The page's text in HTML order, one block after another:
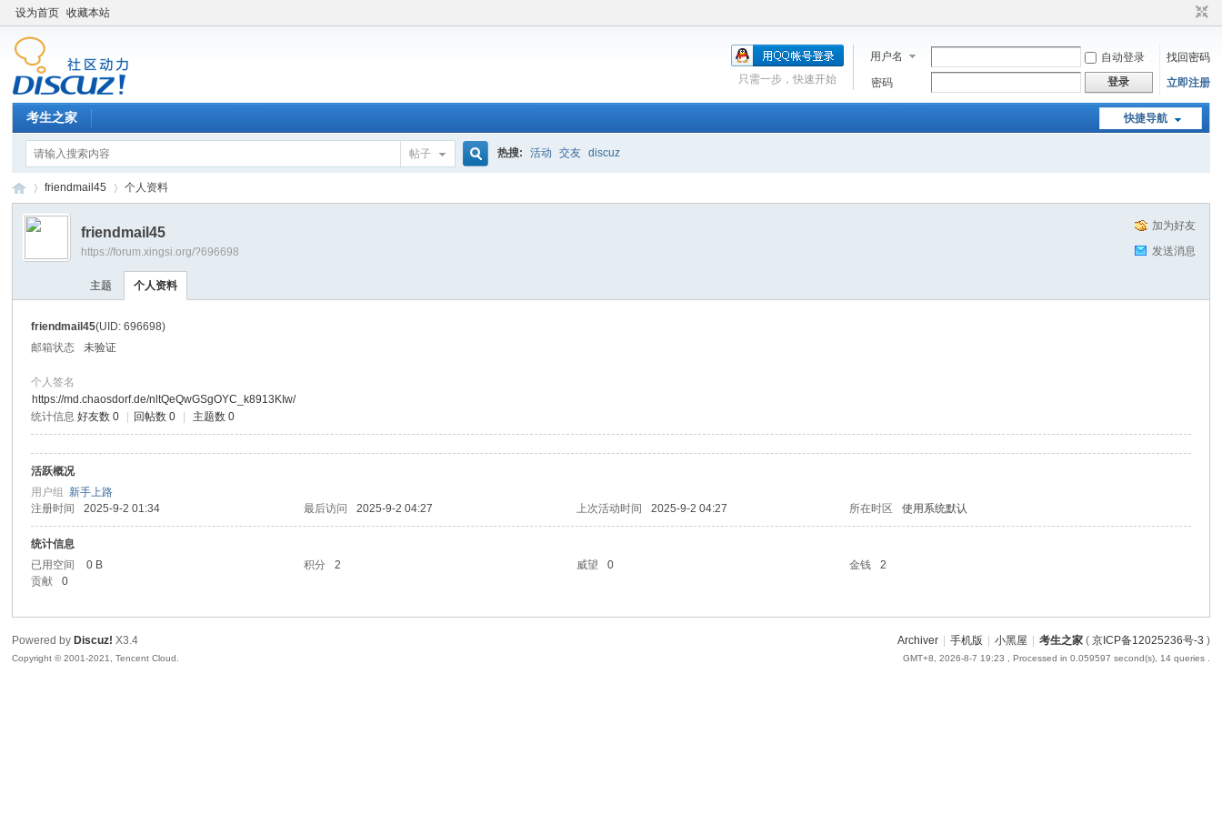
设为首页 收藏本站
用户名 自动登录
找回密码
密码
登录 立即注册
只需一步，快速开始
快捷导航
考生之家
帖子 热搜: 活动 交友 discuz
›
friendmail45 个人资料
加为好友
发送消息
friendmail45
https://forum.xingsi.org/?696698
主题 个人资料
friendmail45(UID: 696698)
邮箱状态
未验证
个人签名
https://md.chaosdorf.de/nltQeQwGSgOYC_k8913KIw/
统计信息 好友数 0 回帖数 0 主题数 0
活跃概况
用户组新手上路
注册时间
2025-9-2 01:34 最后访问 2025-9-2 04:27 上次活动时间 2025-9-2 04:27 所在时区 使用系统默认
统计信息
已用空间
0 B 积分 2 威望 0 金钱
2
贡献
0
Archiver 手机版 小黑屋 考生之家( 京ICP备12025236号-3 )
GMT+8, 2026-8-7 19:23 , Processed in 0.059597 second(s), 14 queries .
Powered by Discuz! X3.4
Copyright © 2001-2021, Tencent Cloud.